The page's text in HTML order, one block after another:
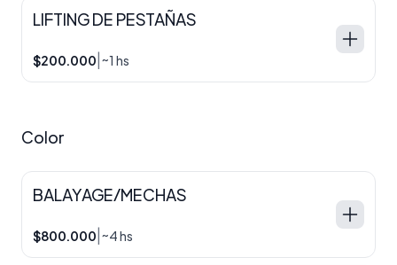
LIFTING DE PESTAÑAS
$200.000 ~1 hs
Color
BALAYAGE/MECHAS
$800.000 ~4 hs